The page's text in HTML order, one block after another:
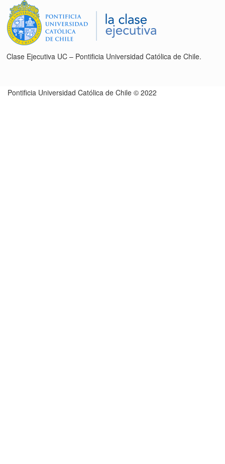
Clase Ejecutiva UC – Pontificia Universidad Católica de Chile.
Pontificia Universidad Católica de Chile © 2022